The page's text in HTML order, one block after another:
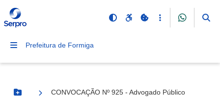
Prefeitura de Formiga
Botão Menu
CONVOCAÇÃO Nº 925 - Advogado Público